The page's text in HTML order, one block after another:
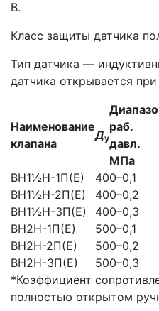
В.
Класс защиты датчика
Тип датчика —
датчика открывается
Наименование
клапана
Ду
раб.
давл.
МПа
ВН1½Н-1П(Е)
400–0,1
ВН1½Н-2П(Е)
400–0,2
ВН1½Н-3П(Е)
400–0,3
ВН2Н-1П(Е)
500–0,1
ВН2Н-2П(Е)
500–0,2
ВН2Н-3П(Е)
500–0,3
*Коэффициент
полностью открытом